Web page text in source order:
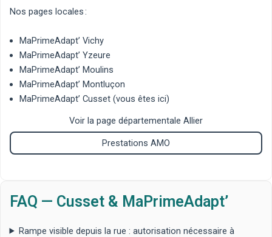
Nos pages locales :
MaPrimeAdapt’ Vichy
MaPrimeAdapt’ Yzeure
MaPrimeAdapt’ Moulins
MaPrimeAdapt’ Montluçon
MaPrimeAdapt’ Cusset(vous êtes ici)
Voir la page départementale Allier
Prestations AMO
FAQ — Cusset & MaPrimeAdapt’
Rampe visible depuis la rue : autorisation nécessaire à